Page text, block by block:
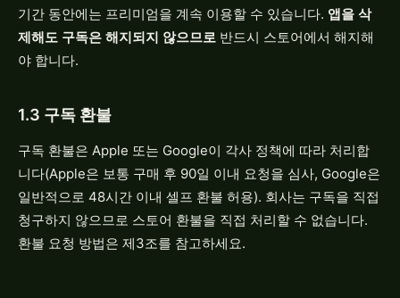
기간 동안에는 프리미엄을 계속 이용할 수 있습니다. 앱을 삭
제해도 구독은 해지되지 않으므로 반드시 스토어에서 해지해
야 합니다.
1.3 구독 환불
구독 환불은 Apple 또는 Google이 각사 정책에 따라 처리합
니다(Apple은 보통 구매 후 90일 이내 요청을 심사, Google은
일반적으로 48시간 이내 셀프 환불 허용). 회사는 구독을 직접
청구하지 않으므로 스토어 환불을 직접 처리할 수 없습니다.
환불 요청 방법은 제3조를 참고하세요.